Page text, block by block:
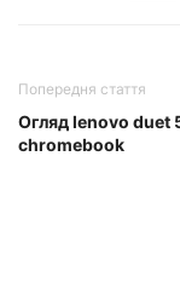
Попередня стаття
Огляд lenovo duet
chromebook